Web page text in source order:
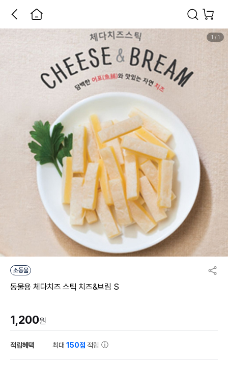
1 / 1
소동물
동물용 체다치즈 스틱 치즈&브림 S
1,200원
적립혜택 최대150점 적립